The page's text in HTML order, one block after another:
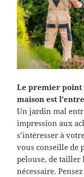
Le premier point
maison est
Un jardin mal
impression aux
s’intéresser à
vous conseille de
pelouse, de tailler
nécessaire.